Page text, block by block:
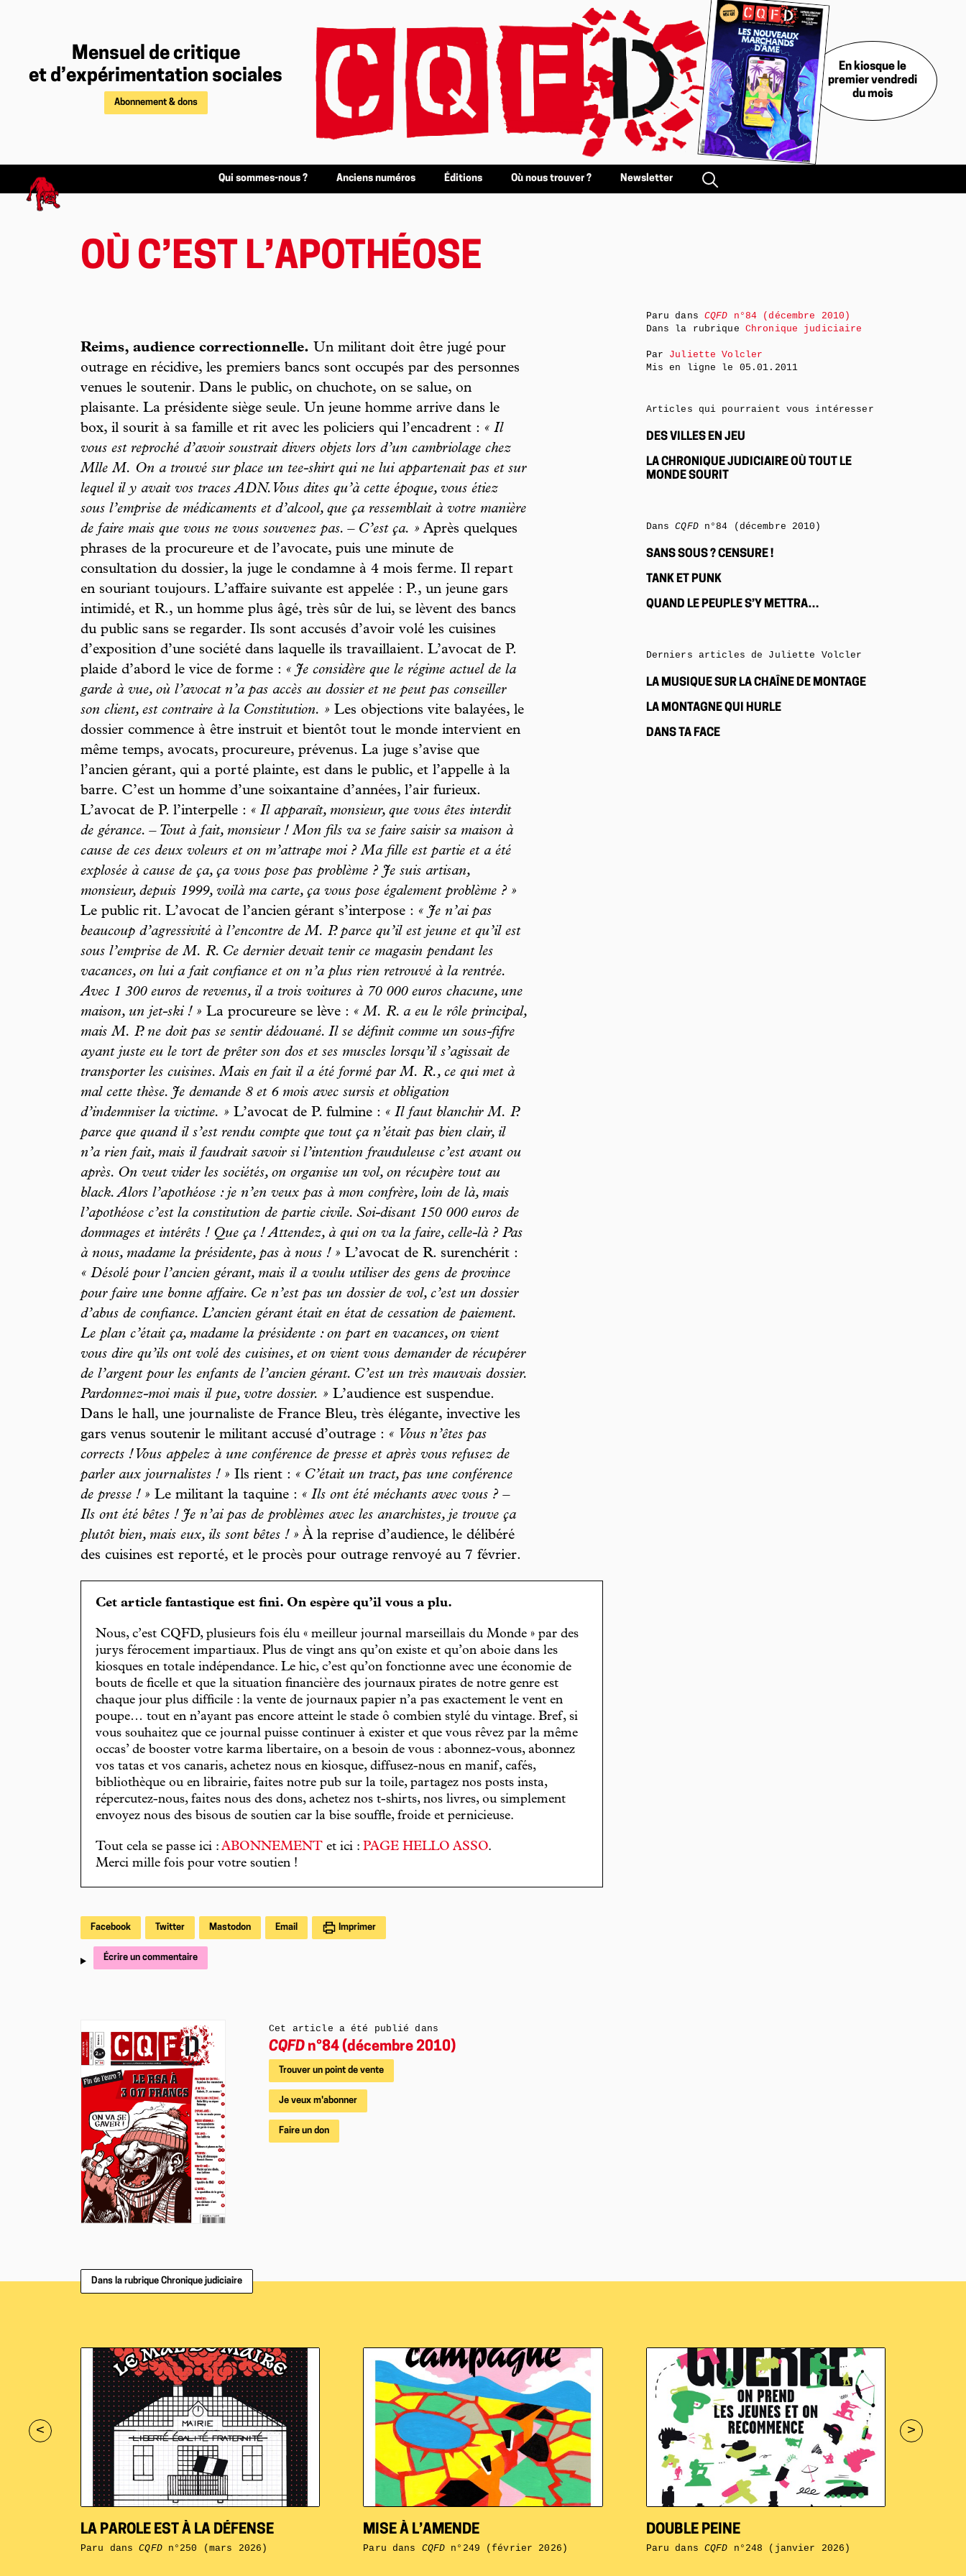
Mensuel de critique
et d’expérimentation sociales
Abonnement & dons
En kiosque le
premier vendredi
du mois
Qui sommes-nous ? Anciens numéros Éditions Où nous trouver ? Newsletter
OÙ C’EST L’APOTHÉOSE
Reims, audience correctionnelle. Un militant doit être jugé pour
outrage en récidive, les premiers bancs sont occupés par des personnes
venues le soutenir. Dans le public, on chuchote, on se salue, on
plaisante. La présidente siège seule. Un jeune homme arrive dans le
box, il sourit à sa famille et rit avec les policiers qui l’encadrent : « Il
vous est reproché d’avoir soustrait divers objets lors d’un cambriolage chez
Mlle M. On a trouvé sur place un tee-shirt qui ne lui appartenait pas et sur
lequel il y avait vos traces ADN. Vous dites qu’à cette époque, vous étiez
sous l’emprise de médicaments et d’alcool, que ça ressemblait à votre manière
de faire mais que vous ne vous souvenez pas. – C’est ça. » Après quelques
phrases de la procureure et de l’avocate, puis une minute de
consultation du dossier, la juge le condamne à 4 mois ferme. Il repart
en souriant toujours. L’affaire suivante est appelée : P., un jeune gars
intimidé, et R., un homme plus âgé, très sûr de lui, se lèvent des bancs
du public sans se regarder. Ils sont accusés d’avoir volé les cuisines
d’exposition d’une société dans laquelle ils travaillaient. L’avocat de P.
plaide d’abord le vice de forme : « Je considère que le régime actuel de la
garde à vue, où l’avocat n’a pas accès au dossier et ne peut pas conseiller
son client, est contraire à la Constitution. » Les objections vite balayées, le
dossier commence à être instruit et bientôt tout le monde intervient en
même temps, avocats, procureure, prévenus. La juge s’avise que
l’ancien gérant, qui a porté plainte, est dans le public, et l’appelle à la
barre. C’est un homme d’une soixantaine d’années, l’air furieux.
L’avocat de P. l’interpelle : « Il apparaît, monsieur, que vous êtes interdit
de gérance. – Tout à fait, monsieur ! Mon fils va se faire saisir sa maison à
cause de ces deux voleurs et on m’attrape moi ? Ma fille est partie et a été
explosée à cause de ça, ça vous pose pas problème ? Je suis artisan,
monsieur, depuis 1999, voilà ma carte, ça vous pose également problème ? »
Le public rit. L’avocat de l’ancien gérant s’interpose : « Je n’ai pas
beaucoup d’agressivité à l’encontre de M. P. parce qu’il est jeune et qu’il est
sous l’emprise de M. R. Ce dernier devait tenir ce magasin pendant les
vacances, on lui a fait confiance et on n’a plus rien retrouvé à la rentrée.
Avec 1 300 euros de revenus, il a trois voitures à 70 000 euros chacune, une
maison, un jet-ski ! » La procureure se lève : « M. R. a eu le rôle principal,
mais M. P. ne doit pas se sentir dédouané. Il se définit comme un sous-fifre
ayant juste eu le tort de prêter son dos et ses muscles lorsqu’il s’agissait de
transporter les cuisines. Mais en fait il a été formé par M. R., ce qui met à
mal cette thèse. Je demande 8 et 6 mois avec sursis et obligation
d’indemniser la victime. » L’avocat de P. fulmine : « Il faut blanchir M. P.
parce que quand il s’est rendu compte que tout ça n’était pas bien clair, il
n’a rien fait, mais il faudrait savoir si l’intention frauduleuse c’est avant ou
après. On veut vider les sociétés, on organise un vol, on récupère tout au
black. Alors l’apothéose : je n’en veux pas à mon confrère, loin de là, mais
l’apothéose c’est la constitution de partie civile. Soi-disant 150 000 euros de
dommages et intérêts ! Que ça ! Attendez, à qui on va la faire, celle-là ? Pas
à nous, madame la présidente, pas à nous ! » L’avocat de R. surenchérit :
« Désolé pour l’ancien gérant, mais il a voulu utiliser des gens de province
pour faire une bonne affaire. Ce n’est pas un dossier de vol, c’est un dossier
d’abus de confiance. L’ancien gérant était en état de cessation de paiement.
Le plan c’était ça, madame la présidente : on part en vacances, on vient
vous dire qu’ils ont volé des cuisines, et on vient vous demander de récupérer
de l’argent pour les enfants de l’ancien gérant. C’est un très mauvais dossier.
Pardonnez-moi mais il pue, votre dossier. » L’audience est suspendue.
Dans le hall, une journaliste de France Bleu, très élégante, invective les
gars venus soutenir le militant accusé d’outrage : « Vous n’êtes pas
corrects ! Vous appelez à une conférence de presse et après vous refusez de
parler aux journalistes ! » Ils rient : « C’était un tract, pas une conférence
de presse ! » Le militant la taquine : « Ils ont été méchants avec vous ? –
Ils ont été bêtes ! Je n’ai pas de problèmes avec les anarchistes, je trouve ça
plutôt bien, mais eux, ils sont bêtes ! » À la reprise d’audience, le délibéré
des cuisines est reporté, et le procès pour outrage renvoyé au 7 février.
Cet article fantastique est fini. On espère qu’il vous a plu.
Nous, c’est CQFD, plusieurs fois élu « meilleur journal marseillais du Monde » par des
jurys férocement impartiaux. Plus de vingt ans qu’on existe et qu’on aboie dans les
kiosques en totale indépendance. Le hic, c’est qu’on fonctionne avec une économie de
bouts de ficelle et que la situation financière des journaux pirates de notre genre est
chaque jour plus difficile : la vente de journaux papier n’a pas exactement le vent en
poupe… tout en n’ayant pas encore atteint le stade ô combien stylé du vintage. Bref, si
vous souhaitez que ce journal puisse continuer à exister et que vous rêvez par la même
occas’ de booster votre karma libertaire, on a besoin de vous : abonnez-vous, abonnez
vos tatas et vos canaris, achetez nous en kiosque, diffusez-nous en manif, cafés,
bibliothèque ou en librairie, faites notre pub sur la toile, partagez nos posts insta,
répercutez-nous, faites nous des dons, achetez nos t-shirts, nos livres, ou simplement
envoyez nous des bisous de soutien car la bise souffle, froide et pernicieuse.
Tout cela se passe ici : ABONNEMENT et ici : PAGE HELLO ASSO.
Merci mille fois pour votre soutien !
Facebook Twitter Mastodon Email Imprimer
Écrire un commentaire
Cet article a été publié dans
CQFD n°84 (décembre 2010)
Trouver un point de vente
Je veux m'abonner
Faire un don
Paru dans CQFD n°84 (décembre 2010)
Dans la rubrique Chronique judiciaire
Par Juliette Volcler
Mis en ligne le 05.01.2011
Articles qui pourraient vous intéresser
DES VILLES EN JEU
LA CHRONIQUE JUDICIAIRE OÙ TOUT LE
MONDE SOURIT
DansCQFDn°84 (décembre 2010)
SANS SOUS ? CENSURE !
TANK ET PUNK
QUAND LE PEUPLE S’Y METTRA…
Derniers articles de Juliette Volcler
LA MUSIQUE SUR LA CHAÎNE DE MONTAGE
LA MONTAGNE QUI HURLE
DANS TA FACE
< >
Dans la rubrique Chronique judiciaire
LA PAROLE EST À LA DÉFENSE
Paru dansCQFDn°250 (mars 2026)
MISE À L’AMENDE
Paru dans CQFD n°249 (février 2026)
DOUBLE PEINE
Paru dans CQFD n°248 (janvier 2026)